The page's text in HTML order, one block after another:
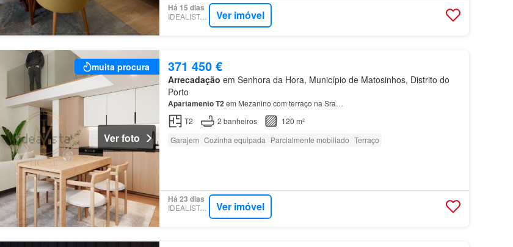
Há 15 dias
IDEALISTA.PT Ver imóvel
muita procura
Ver foto
371 450 €
Arrecadação em Senhora da Hora, Município de Matosinhos, Distrito do
Porto
ApartamentoT2em Mezanino com terraço na Sra…
T2
2 banheiros
120 m²
Garajem Cozinha equipada Parcialmente mobiliado Terraço
Há 23 dias
IDEALISTA.PT Ver imóvel